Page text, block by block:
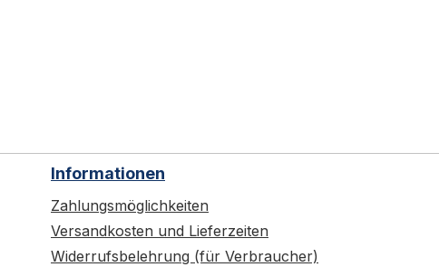
Informationen
Zahlungsmöglichkeiten
Versandkosten und Lieferzeiten
Widerrufsbelehrung (für Verbraucher)